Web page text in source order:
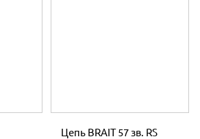
Цепь BRAIT 57 зв. RS